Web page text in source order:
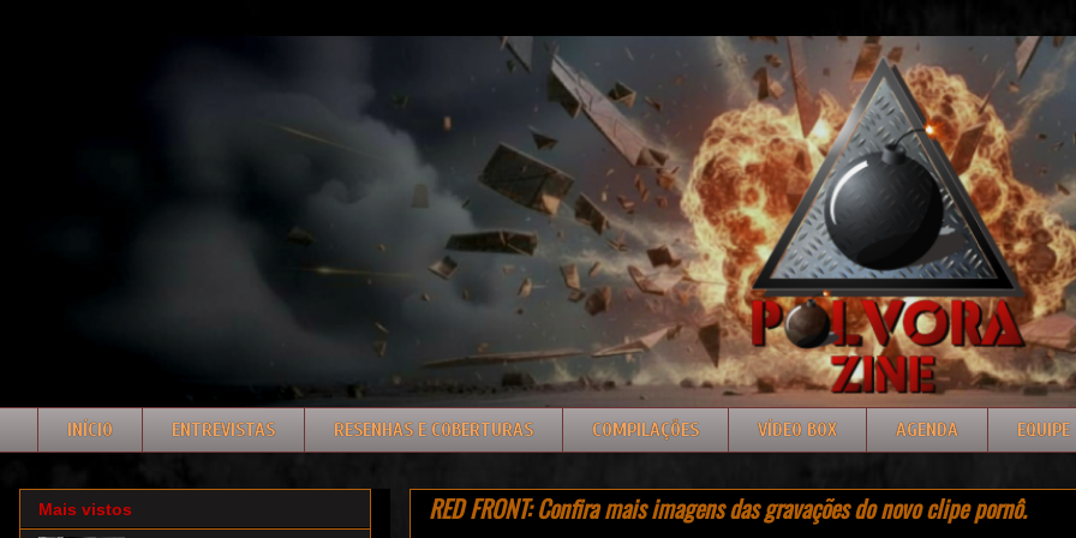
INÍCIO ENTREVISTAS RESENHAS E COBERTURAS COMPILAÇÕES VÍDEO BOX AGENDA EQUIPE
RED FRONT: Confira mais imagens das gravações do novo clipe pornô.
Mais vistos